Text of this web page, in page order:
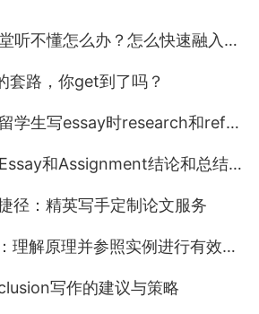
怎么办？怎么快速融入到学习中去呢？
套路，你get到了吗？
写essay时research和reference的方法
和Assignment结论和总结部分？ 🏁📝
径：精英写手定制论文服务
原理并参照实例进行有效的SWOT分析
写作的建议与策略